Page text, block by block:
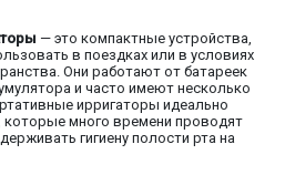
— это компактные устройства,
в поездках или в условиях
Они работают от батареек
и часто имеют несколько
ирригаторы идеально
много времени проводят
гигиену полости рта на